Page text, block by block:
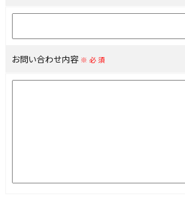
お問い合わせ内容 ※必須